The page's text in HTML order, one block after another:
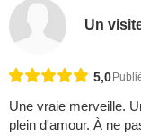
Un
5,0
Une vraie merveille.
plein d'amour. À ne